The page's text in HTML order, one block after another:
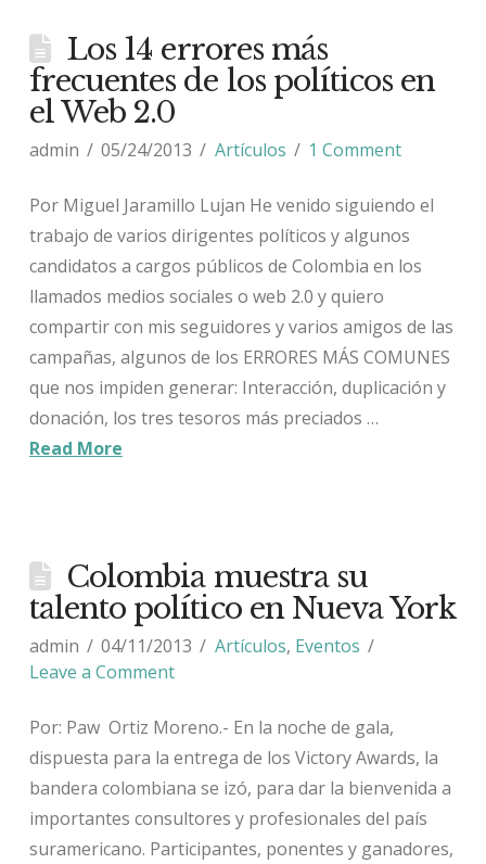
Los 14 errores más
frecuentes de los políticos en
el Web 2.0
admin 05/24/2013 Artículos 1 Comment
Por Miguel Jaramillo Lujan He venido siguiendo el
trabajo de varios dirigentes políticos y algunos
candidatos a cargos públicos de Colombia en los
llamados medios sociales o web 2.0 y quiero
compartir con mis seguidores y varios amigos de las
campañas, algunos de los ERRORES MÁS COMUNES
que nos impiden generar: Interacción, duplicación y
donación, los tres tesoros más preciados …
Read More
Colombia muestra su
talento político en Nueva York
admin 04/11/2013 Artículos, Eventos
Leave a Comment
Por: Paw Ortiz Moreno.- En la noche de gala,
dispuesta para la entrega de los Victory Awards, la
bandera colombiana se izó, para dar la bienvenida a
importantes consultores y profesionales del país
suramericano. Participantes, ponentes y ganadores,